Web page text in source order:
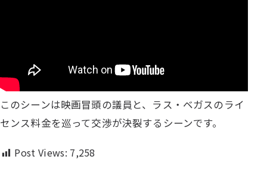
このシーンは映画冒頭の議員と、ラス・ベガスのライ
センス料金を巡って交渉が決裂するシーンです。
Post Views: 7,258